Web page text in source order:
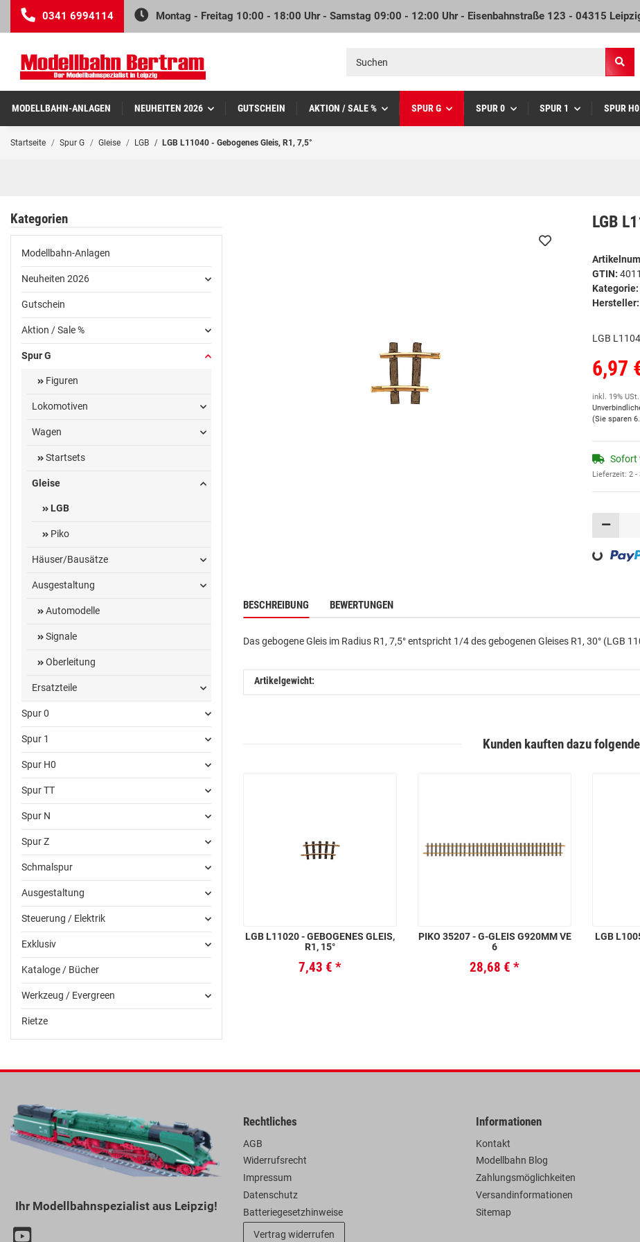
0341 6994114 Montag - Freitag 10:00 - 18:00 Uhr - Samstag 09:00 - 12:00 Uhr - Eisenbahnstraße 123 - 04315
MODELLBAHN-ANLAGEN NEUHEITEN 2026 GUTSCHEIN AKTION / SALE % SPUR G SPUR 0 SPUR 1 SPUR H0
Startseite Spur G Gleise LGB LGB L11040 - Gebogenes Gleis, R1, 7,5°
LGB
GTIN:
Kategorie:
Hersteller:
LGB
6,97
inkl. 19%
(Sie sparen
Sofort
Lieferzeit: 2 -
Loading...
BESCHREIBUNG BEWERTUNGEN
Das gebogene Gleis im Radius R1, 7,5° entspricht 1/4 des gebogenen Gleises R1, 30° (LGB
Artikelgewicht:
Kunden kauften dazu
LGB L11020 - GEBOGENES GLEIS,
R1, 15°
7,43 € *
PIKO 35207 - G-GLEIS G920MM VE
6
28,68 € *
LGB
Kategorien
Modellbahn-Anlagen
Neuheiten 2026
Gutschein
Aktion / Sale %
Spur G
Figuren
Lokomotiven
Wagen
Startsets
Gleise
LGB
Piko
Häuser/Bausätze
Ausgestaltung
Automodelle
Signale
Oberleitung
Ersatzteile
Spur 0
Spur 1
Spur H0
Spur TT
Spur N
Spur Z
Schmalspur
Ausgestaltung
Steuerung / Elektrik
Exklusiv
Kataloge / Bücher
Werkzeug / Evergreen
Rietze
Ihr Modellbahnspezialist aus Leipzig!
Rechtliches
AGB
Widerrufsrecht
Impressum
Datenschutz
Batteriegesetzhinweise
Vertrag widerrufen
Informationen
Kontakt
Modellbahn Blog
Zahlungsmöglichkeiten
Versandinformationen
Sitemap